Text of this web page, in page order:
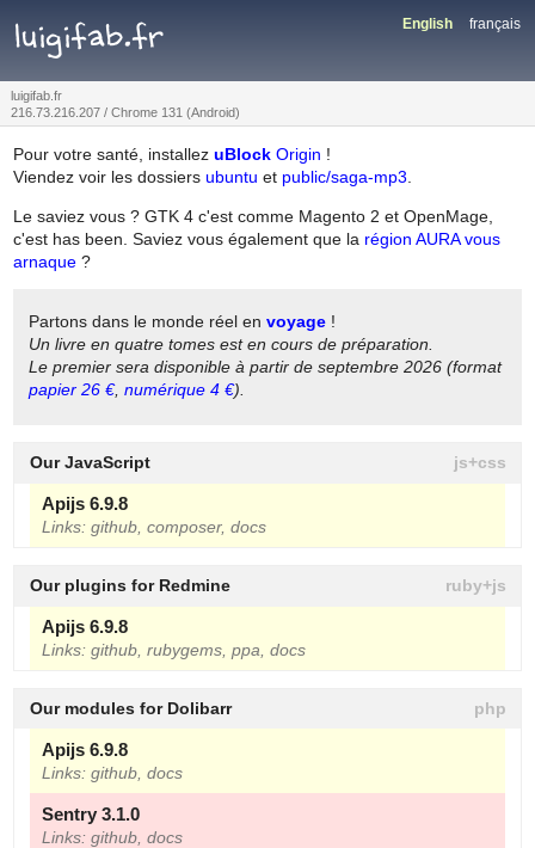
English français
luigifab.fr
luigifab.fr
216.73.216.207 / Chrome 131 (Android)
Pour votre santé, installez uBlockOrigin !
Viendez voir les dossiers ubuntu et public/saga-mp3
Le saviez vous ? GTK 4 c'est comme Magento 2 et OpenMage,
c'est has been. Saviez vous également que la région AURA vous
arnaque?
Partons dans le monde réel envoyage !
Un livre en quatre tomes est en cours de préparation.
Le premier sera disponible à partir de septembre 2026 (format
papier 26 €,numérique 4 €).
Our JavaScript
Apijs 6.9.8
Links: github, composer, docs
Our plugins for Redmine
Apijs 6.9.8
Links: github, rubygems, ppa, docs
Our modules for Dolibarr
Apijs 6.9.8
Links: github, docs
Sentry 3.1.0
Links: github, docs